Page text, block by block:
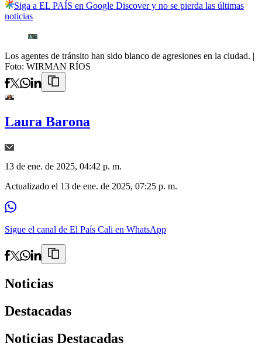
Siga a EL PAÍS en Google Discover y no se pierda las últimas
noticias
Los agentes de tránsito han sido blanco de agresiones en la ciudad. |
Foto: WIRMAN RÍOS
Laura Barona
13 de ene. de 2025, 04:42 p. m.
Actualizado el 13 de ene. de 2025, 07:25 p. m.
Sigue el canal de El País Cali en WhatsApp
Noticias
Destacadas
Noticias Destacadas